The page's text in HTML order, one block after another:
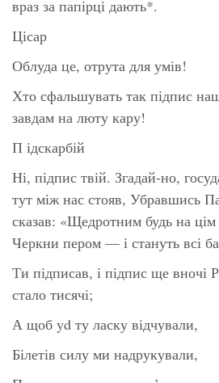
враз за папірці дають*.
Цісар
Облуда це, отрута для умів!
Хто сфальшувать так підпис
завдам на люту кару!
П ідскарбій
Ні, підпис твій. Згадай-но,
тут між нас стояв, Убравшись
сказав: «Щедротним будь на цім
Черкни пером — і стануть всі
Ти підписав, і підпис ще
стало тисячі;
А щоб yd ту ласку відчували,
Білетів силу ми надрукували,